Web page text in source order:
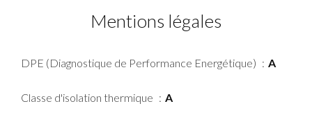
Mentions légales
DPE (Diagnostique de Performance Energétique) A
Classe d'isolation thermique A